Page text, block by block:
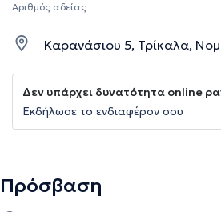
Αριθμός αδείας:
Καρανάσιου 5, Τρίκαλα,
Δεν υπάρχει δυνατότητα online
Εκδήλωσε το ενδιαφέρον σου
Πρόσβαση